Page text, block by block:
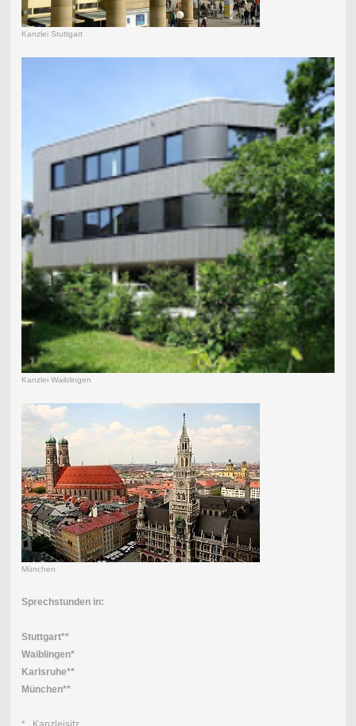
Kanzlei Stuttgart
Kanzlei Waiblingen
München
Sprechstunden in:
Stuttgart**
Waiblingen*
Karlsruhe**
München**